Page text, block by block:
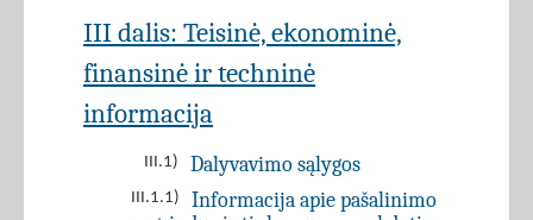
III dalis: Teisinė, ekonominė,
finansinė ir techninė
informacija
III.1) Dalyvavimo sąlygos
III.1.1)
Informacija apie pašalinimo